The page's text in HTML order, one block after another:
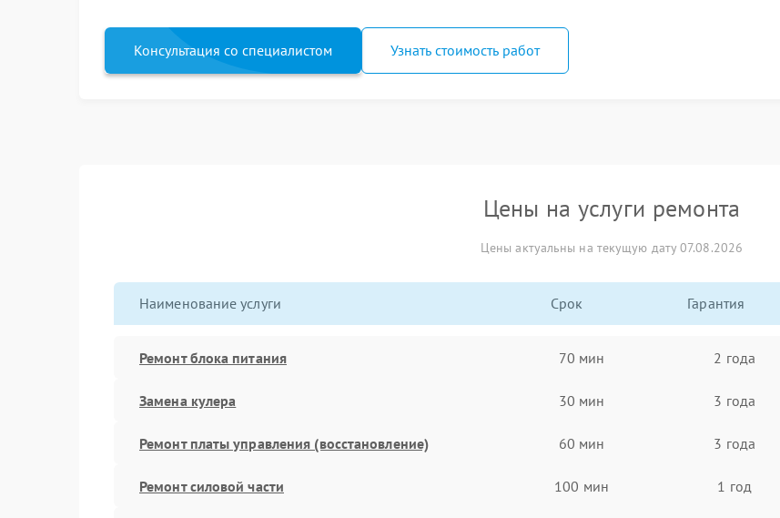
Консультация со специалистом Узнать стоимость работ
Цены на услуги ремонта
Цены актуальны на текущую дату 07.08.2026
Наименование услуги Срок Гарантия
Ремонт блока питания 70 мин 2 года
Замена кулера 30 мин 3 года
Ремонт платы управления (восстановление) 60 мин 3 года
Ремонт силовой части 100 мин 1 год